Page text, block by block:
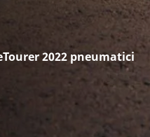
2022 pneumatici